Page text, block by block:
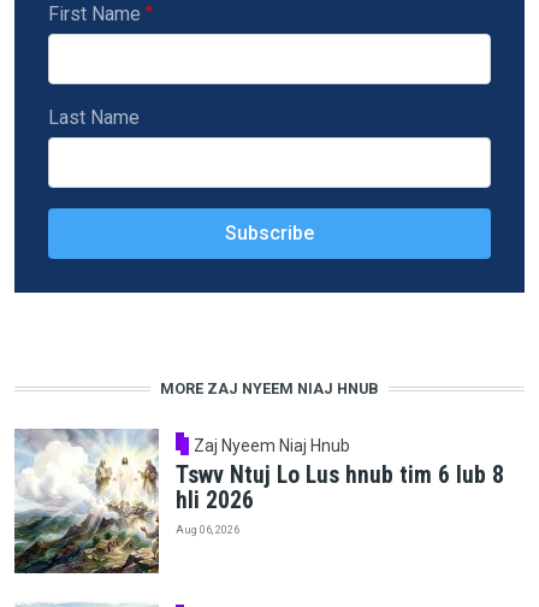
First Name
Last Name
MORE ZAJ NYEEM NIAJ HNUB
Zaj Nyeem Niaj Hnub
Tswv Ntuj Lo Lus hnub tim 6 lub 8
hli 2026
Aug 06, 2026